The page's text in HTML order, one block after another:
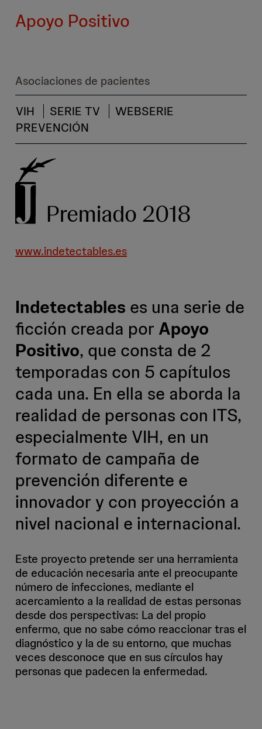
Apoyo Positivo
Asociaciones de pacientes
VIH
SERIE TV
WEBSERIE
PREVENCIÓN
Premiado 2018
www.indetectables.es
Indetectables es una serie de
ficción creada por Apoyo
Positivo, que consta de 2
temporadas con 5 capítulos
cada una. En ella se aborda la
realidad de personas con ITS,
especialmente VIH, en un
formato de campaña de
prevención diferente e
innovador y con proyección a
nivel nacional e internacional.
Este proyecto pretende ser una herramienta
de educación necesaria ante el preocupante
número de infecciones, mediante el
acercamiento a la realidad de estas personas
desde dos perspectivas: La del propio
enfermo, que no sabe cómo reaccionar tras el
diagnóstico y la de su entorno, que muchas
veces desconoce que en sus círculos hay
personas que padecen la enfermedad.